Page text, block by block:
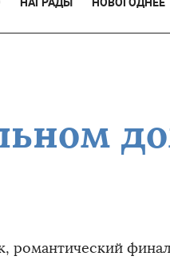
НАГРАДЫ НОВОГОДНЕЕ
романтический